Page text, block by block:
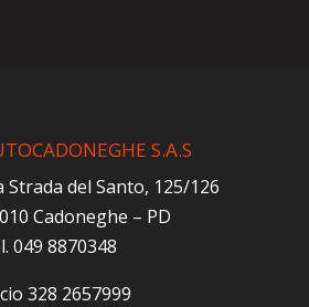
S.A.S
Strada del Santo, 125/126
Cadoneghe – PD
049 8870348
328 2657999